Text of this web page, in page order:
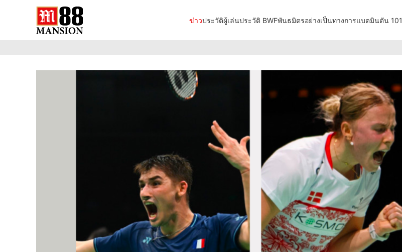
ข่าวประวัติผู้เล่นประวัติ BWFพันธมิตรอย่างเป็นทางการแบดมินตัน 101